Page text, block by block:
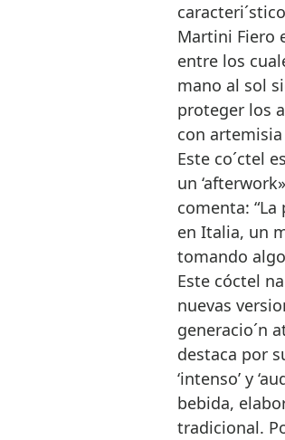
Martini Fiero
entre los
mano al sol
proteger los
con
Este co´ctel
un
comenta:
en Italia, un
tomando
Este cóctel
nuevas
generacio´n
destaca por
‘intenso’ y
bebida,
tradicional.